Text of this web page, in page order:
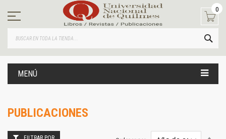
contenido
0
MENÚ
PUBLICACIONES